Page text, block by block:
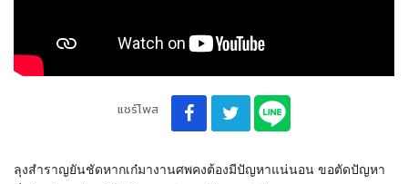
แชร์โพส
ลุงสำราญยันชัดหากเก๋มางานศพคงต้องมีปัญหาแน่นอน ขอตัดปัญหา